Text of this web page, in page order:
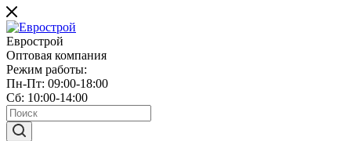
Еврострой
Оптовая компания
Режим работы:
Пн-Пт: 09:00-18:00
Сб: 10:00-14:00